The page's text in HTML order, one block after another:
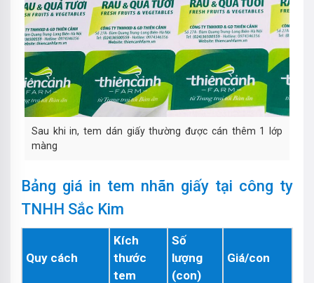
Sau khi in, tem dán giấy thường được cán thêm 1 lớp
màng
Bảng giá in tem nhãn giấy tại công ty
TNHH Sắc Kim
Quy cách
Kích
thước
tem
Số
lượng
(con)
Giá/con